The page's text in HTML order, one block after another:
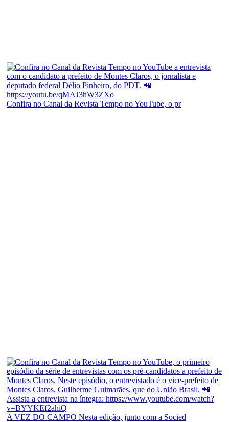
Confira no Canal da Revista Tempo no YouTube, o pr
A VEZ DO CAMPO Nesta edição, junto com a Socied